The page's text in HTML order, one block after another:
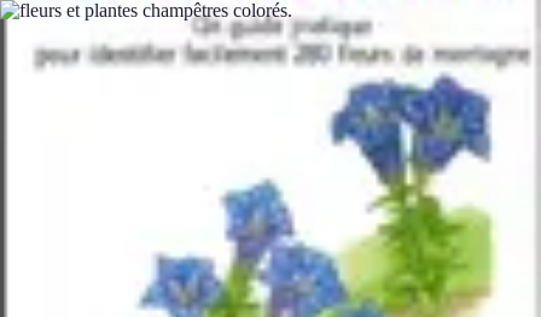
Fleur CBD Pur
Achat et SélectionBien-êtreUsageVariétésConseils et astuces